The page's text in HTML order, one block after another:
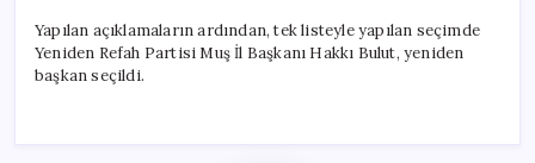
Yapılan açıklamaların ardından, tek listeyle yapılan seçimde
Yeniden Refah Partisi Muş İl Başkanı Hakkı Bulut, yeniden
başkan seçildi.